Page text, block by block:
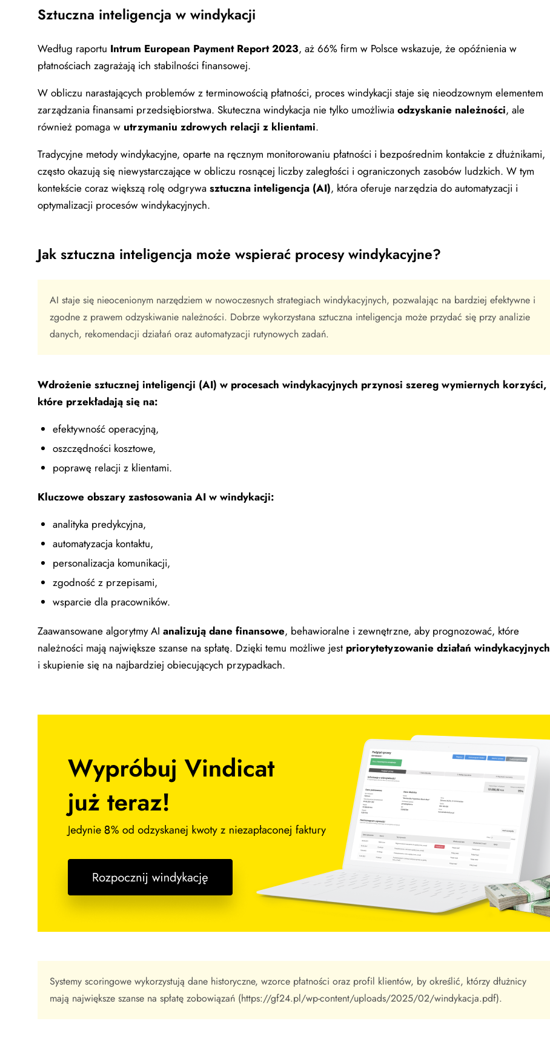
Sztuczna inteligencja w windykacji
Według raportu Intrum European Payment Report 2023, aż 66% firm w Polsce wskazuje, że opóźnienia w
płatnościach zagrażają ich stabilności finansowej.
W obliczu narastających problemów z terminowością płatności, proces windykacji staje się nieodzownym elementem
zarządzania finansami przedsiębiorstwa. Skuteczna windykacja nie tylko umożliwia odzyskanie należności, ale
również pomaga w utrzymaniu zdrowych relacji z klientami.
Tradycyjne metody windykacyjne, oparte na ręcznym monitorowaniu płatności i bezpośrednim kontakcie z dłużnikami,
często okazują się niewystarczające w obliczu rosnącej liczby zaległości i ograniczonych zasobów ludzkich. W tym
kontekście coraz większą rolę odgrywa sztuczna inteligencja (AI), która oferuje narzędzia do automatyzacji i
optymalizacji procesów windykacyjnych.
Jak sztuczna inteligencja może wspierać procesy windykacyjne?
AI staje się nieocenionym narzędziem w nowoczesnych strategiach windykacyjnych, pozwalając na bardziej efektywne i
zgodne z prawem odzyskiwanie należności. Dobrze wykorzystana sztuczna inteligencja może przydać się przy analizie
danych, rekomendacji działań oraz automatyzacji rutynowych zadań.
Wdrożenie sztucznej inteligencji (AI) w procesach windykacyjnych przynosi szereg wymiernych korzyści,
które przekładają się na:
efektywność operacyjną,
oszczędności kosztowe,
poprawę relacji z klientami.
Kluczowe obszary zastosowania AI w windykacji:
analityka predykcyjna,
automatyzacja kontaktu,
personalizacja komunikacji,
zgodność z przepisami,
wsparcie dla pracowników.
Zaawansowane algorytmy AI analizują dane finansowe, behawioralne i zewnętrzne, aby prognozować, które
należności mają największe szanse na spłatę. Dzięki temu możliwe jest priorytetyzowanie działań windykacyjnych
i skupienie się na najbardziej obiecujących przypadkach.
Systemy scoringowe wykorzystują dane historyczne, wzorce płatności oraz profil klientów, by określić, którzy dłużnicy
mają największe szanse na spłatę zobowiązań (https://gf24.pl/wp-content/uploads/2025/02/windykacja.pdf).